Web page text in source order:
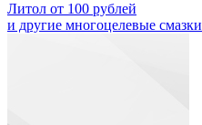
Литол от 100 рублей
и другие многоцелевые смазки